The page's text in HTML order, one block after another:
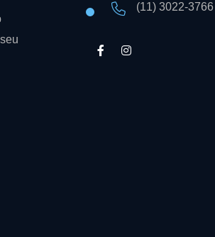
(11) 3022-3766